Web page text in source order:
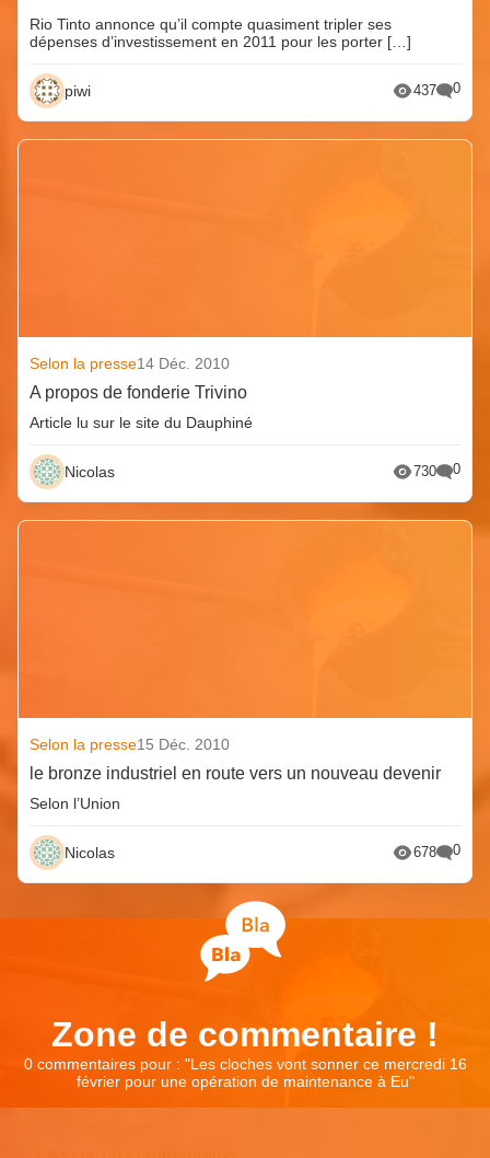
Rio Tinto annonce qu’il compte quasiment tripler ses
dépenses d’investissement en 2011 pour les porter […]
piwi 437 0
Selon la presse14 Déc. 2010
A propos de fonderie Trivino
Article lu sur le site du Dauphiné
Nicolas 730 0
Selon la presse15 Déc. 2010
le bronze industriel en route vers un nouveau devenir
Selon l’Union
Nicolas 678 0
Zone de commentaire !
0 commentaires pour : "Les cloches vont sonner ce mercredi 16
février pour une opération de maintenance à Eu"